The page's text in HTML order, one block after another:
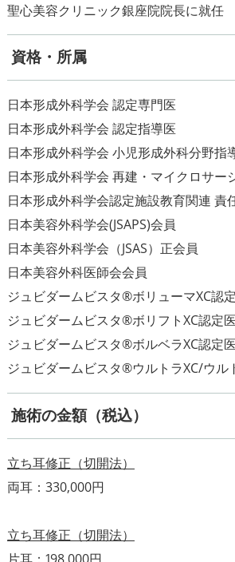
聖心美容クリニック銀座院院長に就任
資格・所属
日本形成外科学会 認定専門医
日本形成外科学会 認定指導医
日本形成外科学会 小児形成外科分野指
日本形成外科学会 再建・マイクロサー
日本形成外科学会認定施設教育関連 責
日本美容外科学会(JSAPS)会員
日本美容外科学会（JSAS）正会員
日本美容外科医師会会員
ジュビダームビスタ®ボリューマXC認
ジュビダームビスタ®ボリフトXC認定
ジュビダームビスタ®ボルベラXC認定
施術の金額（税込）
立ち耳修正（切開法）
両耳：330,000円
立ち耳修正（切開法）